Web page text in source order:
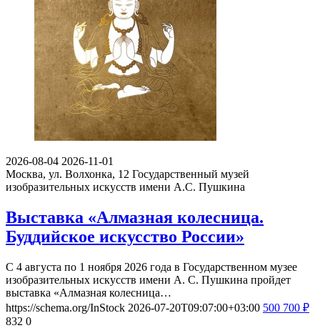
2026-08-04 2026-11-01
Москва, ул. Волхонка, 12 Государственный музей
изобразительных искусств имени А.С. Пушкина
Выставка «Алмазная колесница.
Буддийское искусство России»
С 4 августа по 1 ноября 2026 года в Государственном музее
изобразительных искусств имени А. С. Пушкина пройдет
выставка «Алмазная колесница…
https://schema.org/InStock 2026-07-20T09:07:00+03:00 500 700 ₽
832 0